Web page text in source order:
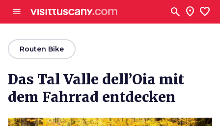
menu search location_on favorite
arrow_backRouten Bike
Das Tal Valle dell’Oia mit
dem Fahrrad entdecken